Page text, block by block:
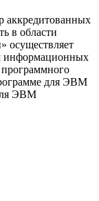
аккредитованных
в области
осуществляет
информационных
для ЭВМ
ЭВМ